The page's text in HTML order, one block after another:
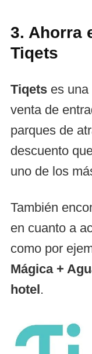
3. Ahorra
Tiqets
Tiqets es
venta de
parques de
descuento
uno de los
También
en cuanto a
como por
Mágica +
hotel.